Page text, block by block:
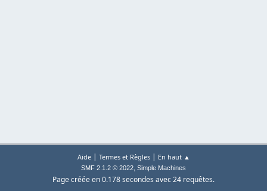
Aide| Termes et Règles| En haut ▲
SMF 2.1.2 © 2022, Simple Machines
Page créée en 0.178 secondes avec 24 requêtes.